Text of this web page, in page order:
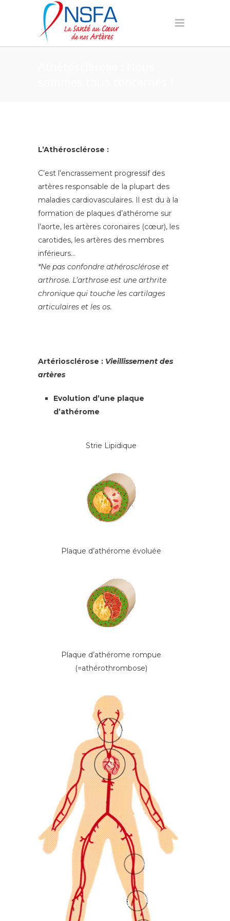
L’Athérosclérose :
C’est l’encrassement progressif des
artères responsable de la plupart des
maladies cardiovasculaires. Il est du à la
formation de plaques d’athérome sur
l’aorte, les artères coronaires (cœur), les
carotides, les artères des membres
inférieurs…
*Ne pas confondre athérosclérose et
arthrose. L’arthrose est une arthrite
chronique qui touche les cartilages
articulaires et les os.
Artériosclérose : Vieillissement des
artères
Evolution d’une plaque
d’athérome
Strie Lipidique
Plaque d’athérome évoluée
Plaque d’athérome rompue
(=athérothrombose)